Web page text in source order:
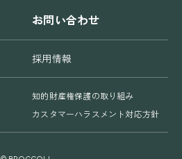
お問い合わせ
採用情報
知的財産権保護の取り組み
カスタマーハラスメント対応方針